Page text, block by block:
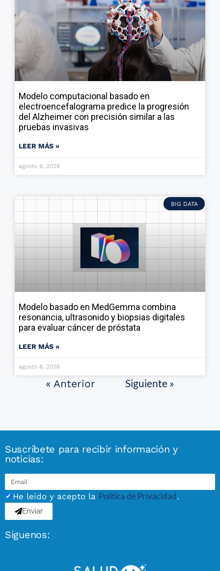
Modelo computacional basado en
electroencefalograma predice la progresión
del Alzheimer con precisión similar a las
pruebas invasivas
LEER MÁS »
agosto 6, 2026
BIG DATA
Modelo basado en MedGemma combina
resonancia, ultrasonido y biopsias digitales
para evaluar cáncer de próstata
LEER MÁS »
agosto 6, 2026
« Anterior Siguiente »
Suscríbete para recibir información y
noticias:
He leído y acepto la Política de Privacidad.
Enviar
Síguenos: